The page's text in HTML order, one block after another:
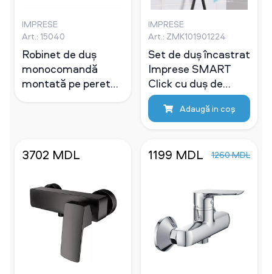
IMPRESE
Art.: 15040
Robinet de duș
monocomandă
montată pe perete
IMPRESE
Art.: ZMK101901224
Set de duș încastrat
Imprese SMART
Click cu duș de
mână, negru
(ZMK101901224)
Adaugă in coş
3702 MDL 1199 MDL 1260 MDL